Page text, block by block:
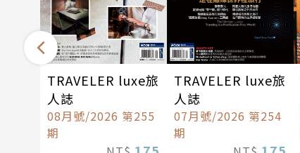
TRAVELER luxe旅
人誌
08月號/2026 第255
期
TRAVELER luxe旅
人誌
07月號/2026 第254
期